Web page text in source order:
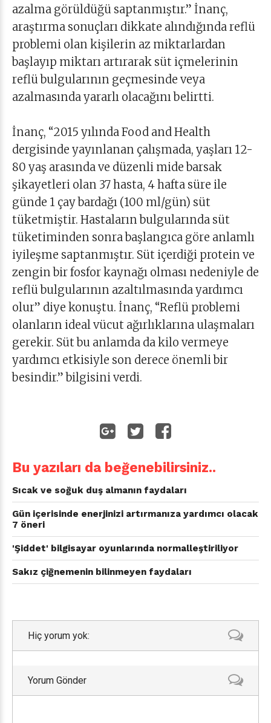
azalma görüldüğü saptanmıştır.” İnanç,
araştırma sonuçları dikkate alındığında reflü
problemi olan kişilerin az miktarlardan
başlayıp miktarı artırarak süt içmelerinin
reflü bulgularının geçmesinde veya
azalmasında yararlı olacağını belirtti.
İnanç, “2015 yılında Food and Health
dergisinde yayınlanan çalışmada, yaşları 12-
80 yaş arasında ve düzenli mide barsak
şikayetleri olan 37 hasta, 4 hafta süre ile
günde 1 çay bardağı (100 ml/gün) süt
tüketmiştir. Hastaların bulgularında süt
tüketiminden sonra başlangıca göre anlamlı
iyileşme saptanmıştır. Süt içerdiği protein ve
zengin bir fosfor kaynağı olması nedeniyle de
reflü bulgularının azaltılmasında yardımcı
olur” diye konuştu. İnanç, “Reflü problemi
olanların ideal vücut ağırlıklarına ulaşmaları
gerekir. Süt bu anlamda da kilo vermeye
yardımcı etkisiyle son derece önemli bir
besindir.” bilgisini verdi.
Bu yazıları da beğenebilirsiniz..
Sıcak ve soğuk duş almanın faydaları
Gün içerisinde enerjinizi artırmanıza yardımcı olacak
7 öneri
'Şiddet' bilgisayar oyunlarında normalleştiriliyor
Sakız çiğnemenin bilinmeyen faydaları
Hiç yorum yok:
Yorum Gönder